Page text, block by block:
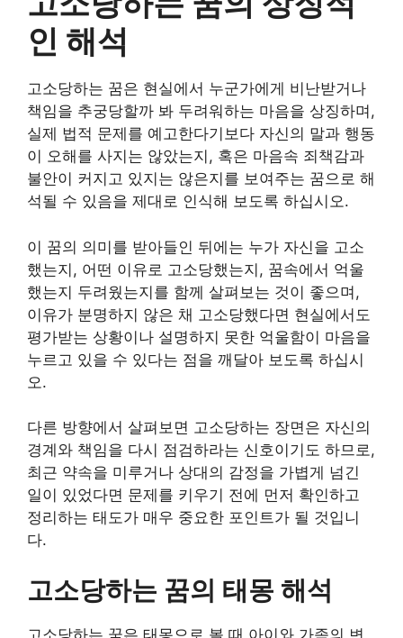
인 해석
고소당하는 꿈은 현실에서 누군가에게 비난받거나
책임을 추궁당할까 봐 두려워하는 마음을 상징하며,
실제 법적 문제를 예고한다기보다 자신의 말과 행동
이 오해를 사지는 않았는지, 혹은 마음속 죄책감과
불안이 커지고 있지는 않은지를 보여주는 꿈으로 해
석될 수 있음을 제대로 인식해 보도록 하십시오.
이 꿈의 의미를 받아들인 뒤에는 누가 자신을 고소
했는지, 어떤 이유로 고소당했는지, 꿈속에서 억울
했는지 두려웠는지를 함께 살펴보는 것이 좋으며,
이유가 분명하지 않은 채 고소당했다면 현실에서도
평가받는 상황이나 설명하지 못한 억울함이 마음을
누르고 있을 수 있다는 점을 깨달아 보도록 하십시
오.
다른 방향에서 살펴보면 고소당하는 장면은 자신의
경계와 책임을 다시 점검하라는 신호이기도 하므로,
최근 약속을 미루거나 상대의 감정을 가볍게 넘긴
일이 있었다면 문제를 키우기 전에 먼저 확인하고
정리하는 태도가 매우 중요한 포인트가 될 것입니
다.
고소당하는 꿈의 태몽 해석
고소당하는 꿈은 태몽으로 볼 때 아이와 가족의 변